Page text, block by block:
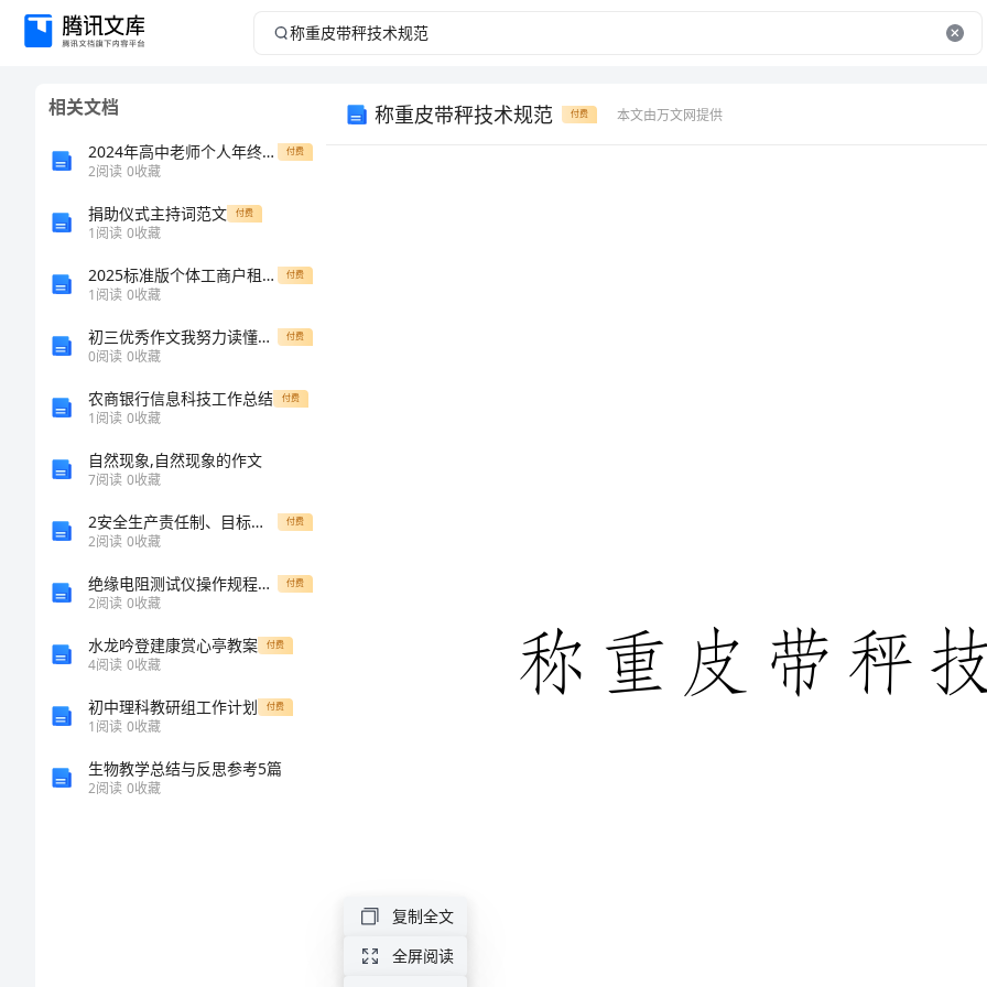
称
相关文档
2024年高中老师个人年终工作总结优秀范文 付费
2阅读 0收藏
捐助仪式主持词范文 付费
1阅读 0收藏
2025标准版个体工商户租赁合同模板(合同范本) 付费
1阅读 0收藏
初三优秀作文我努力读懂父母 付费
0阅读 0收藏
农商银行信息科技工作总结 付费
1阅读 0收藏
自然现象,自然现象的作文
7阅读 0收藏
2安全生产责任制、目标责任书的考核与奖惩记录 付费
2阅读 0收藏
绝缘电阻测试仪操作规程、步骤和使用方法 付费
2阅读 0收藏
水龙吟登建康赏心亭教案 付费
4阅读 0收藏
初中理科教研组工作计划 付费
1阅读 0收藏
生物教学总结与反思参考5篇
2阅读 0收藏
称重皮带秤技术规范 付费 本文由万文网提供
复制全文
全屏阅读